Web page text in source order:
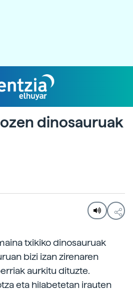
dinosauruak
txikiko dinosauruak
bizi izan zirenaren
aurkitu dituzte.
eta hilabetetan irauten